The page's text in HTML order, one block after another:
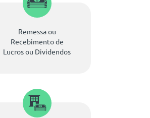
Remessa ou
Recebimento de
Lucros ou Dividendos